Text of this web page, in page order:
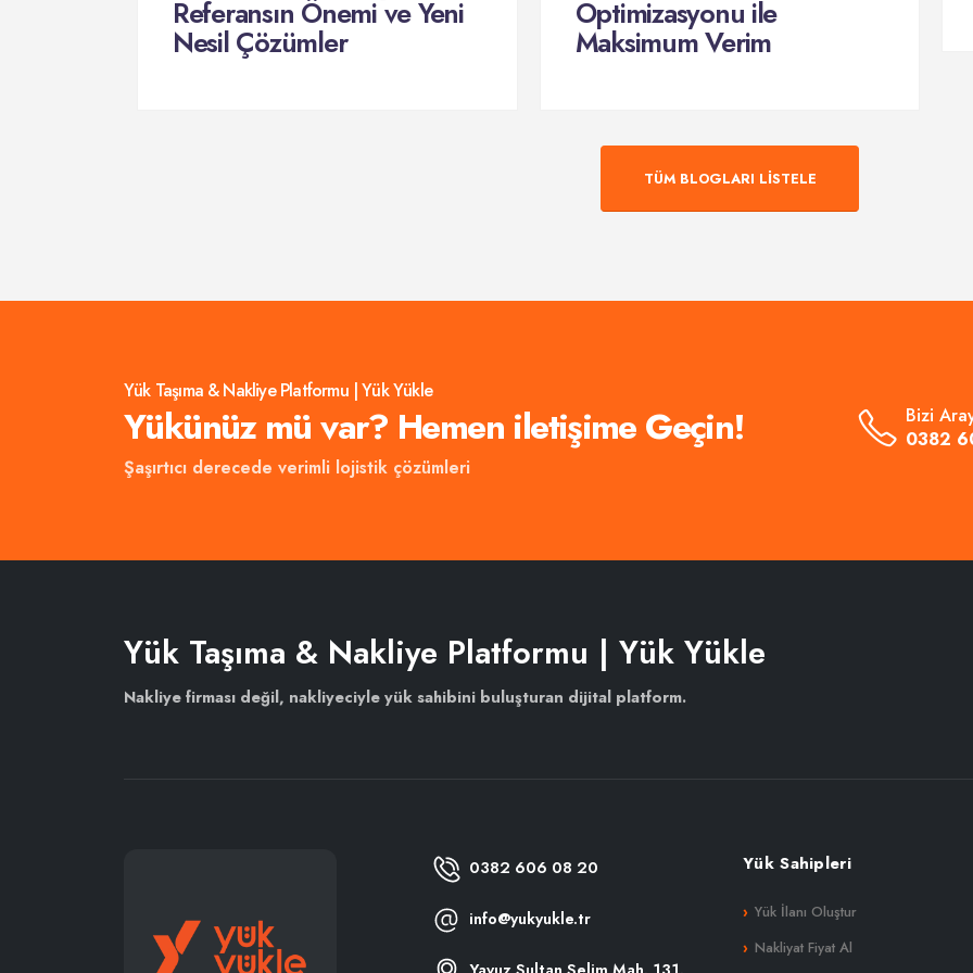
Referansın Önemi ve Yeni
Nesil Çözümler
Optimizasyonu ile
Maksimum Verim
TÜM BLOGLARI LİSTELE
Yük Taşıma & Nakliye Platformu | Yük Yükle
Yükünüz mü var? Hemen iletişime Geçin!
Şaşırtıcı derecede verimli lojistik çözümleri
Bizi
0382
Yük Taşıma & Nakliye Platformu | Yük Yükle
Nakliye firması değil, nakliyeciyle yük sahibini buluşturan dijital platform.
0382 606 08 20
info@yukyukle.tr
Yük Sahipleri
Yük İlanı Oluştur
Nakliyat Fiyat Al